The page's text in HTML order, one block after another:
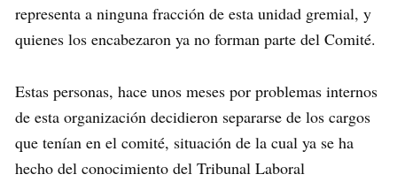
representa a ninguna fracción de esta unidad gremial, y
quienes los encabezaron ya no forman parte del Comité.
Estas personas, hace unos meses por problemas internos
de esta organización decidieron separarse de los cargos
que tenían en el comité, situación de la cual ya se ha
hecho del conocimiento del Tribunal Laboral